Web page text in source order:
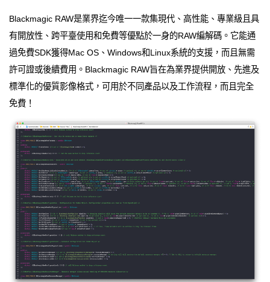
Blackmagic RAW是業界迄今唯一一款集現代、高性能、專業級且具
有開放性、跨平臺使用和免費等優點於一身的RAW編解碼。它能通
過免費SDK獲得Mac OS、Windows和Linux系統的支援，而且無需
許可證或後續費用。Blackmagic RAW旨在為業界提供開放、先進及
標準化的優質影像格式，可用於不同產品以及工作流程，而且完全
免費！